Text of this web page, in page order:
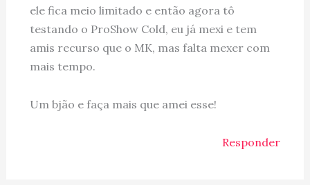
ele fica meio limitado e então agora tô
testando o ProShow Cold, eu já mexi e tem
amis recurso que o MK, mas falta mexer com
mais tempo.
Um bjão e faça mais que amei esse!
Responder